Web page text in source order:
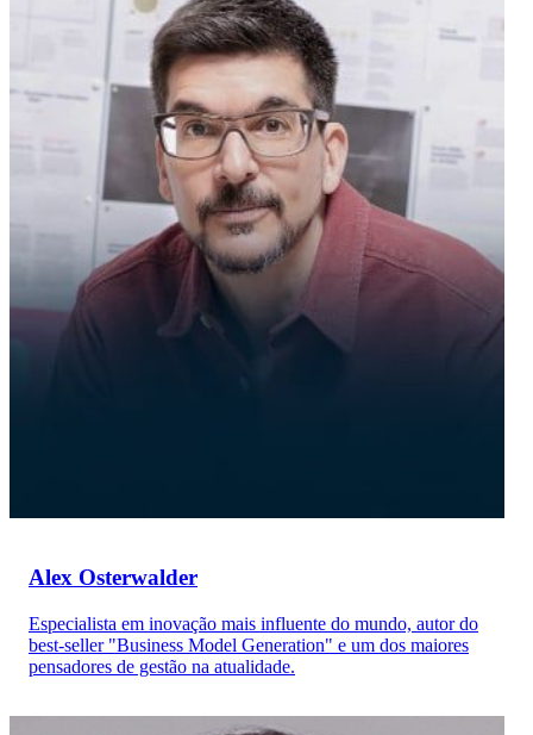
Alex Osterwalder
Especialista em inovação mais influente do mundo, autor do
best-seller "Business Model Generation" e um dos maiores
pensadores de gestão na atualidade.